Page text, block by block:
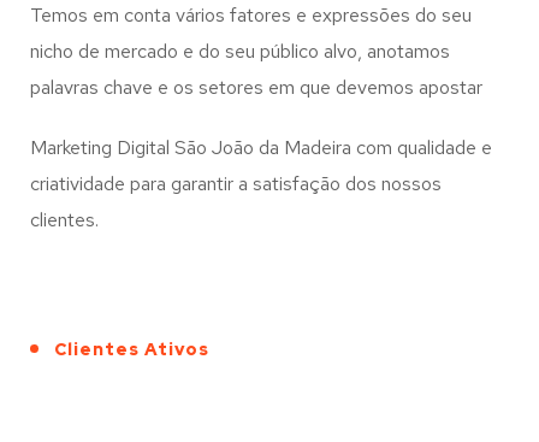
Temos em conta vários fatores e expressões do seu
nicho de mercado e do seu público alvo, anotamos
palavras chave e os setores em que devemos apostar
Marketing Digital São João da Madeira com qualidade e
criatividade para garantir a satisfação dos nossos
clientes.
Clientes Ativos